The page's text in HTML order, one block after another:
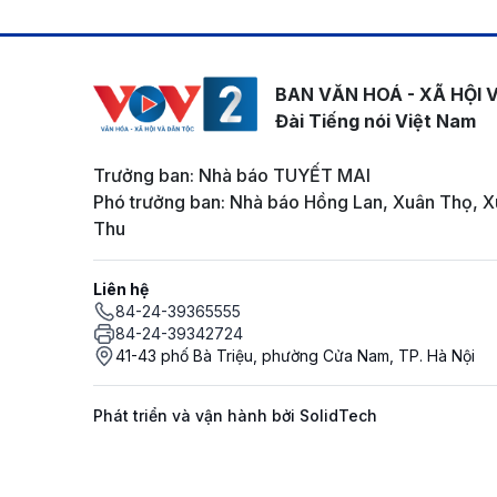
BAN VĂN HOÁ - XÃ HỘI
Đài Tiếng nói Việt Nam
Trưởng ban: Nhà báo TUYẾT MAI
Phó trưởng ban: Nhà báo Hồng Lan, Xuân Thọ,
Thu
Liên hệ
84-24-39365555
84-24-39342724
41-43 phố Bà Triệu, phường Cửa Nam, TP. Hà Nội
Phát triển và vận hành bởi SolidTech